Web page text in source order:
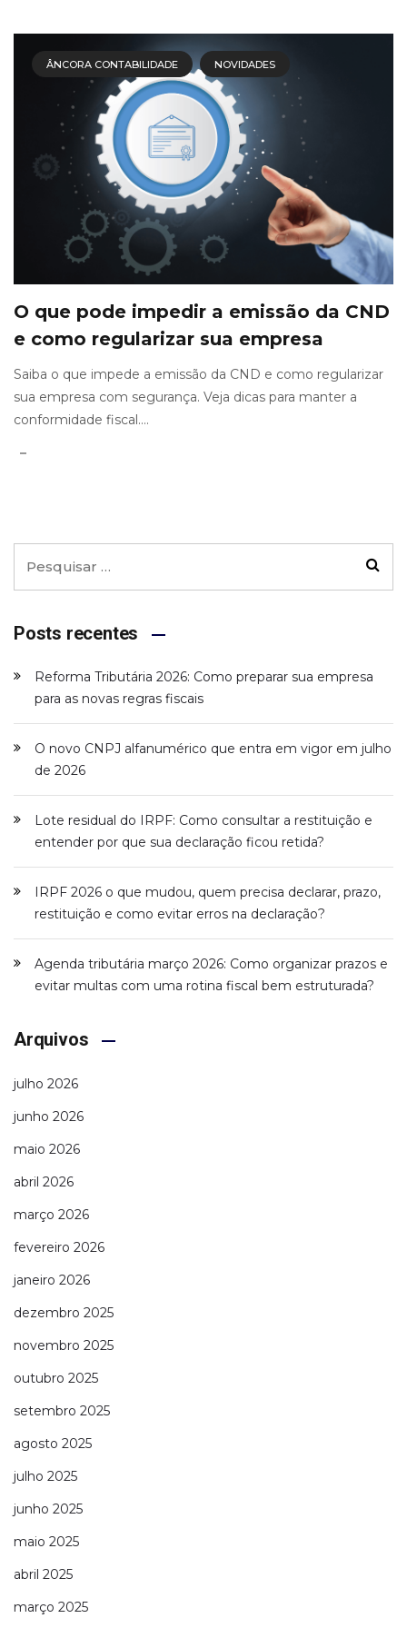
ÂNCORA CONTABILIDADE NOVIDADES
O que pode impedir a emissão da CND
e como regularizar sua empresa
Saiba o que impede a emissão da CND e como regularizar
sua empresa com segurança. Veja dicas para manter a
conformidade fiscal....
Posts recentes
Reforma Tributária 2026: Como preparar sua empresa
para as novas regras fiscais
O novo CNPJ alfanumérico que entra em vigor em julho
de 2026
Lote residual do IRPF: Como consultar a restituição e
entender por que sua declaração ficou retida?
IRPF 2026 o que mudou, quem precisa declarar, prazo,
restituição e como evitar erros na declaração?
Agenda tributária março 2026: Como organizar prazos e
evitar multas com uma rotina fiscal bem estruturada?
Arquivos
julho 2026
junho 2026
maio 2026
abril 2026
março 2026
fevereiro 2026
janeiro 2026
dezembro 2025
novembro 2025
outubro 2025
setembro 2025
agosto 2025
julho 2025
junho 2025
maio 2025
abril 2025
março 2025